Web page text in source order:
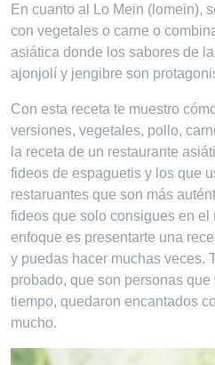
En cuanto al Lo Mein (lomein),
con vegetales o carne o
asiática donde los sabores de
ajonjolí y jengibre son
Con esta receta te muestro
versiones, vegetales, pollo,
la receta de un restaurante
fideos de espaguetis y los que
restaruantes que son más
fideos que solo consigues en el
enfoque es presentarte una
y puedas hacer muchas veces.
probado, que son personas que
tiempo, quedaron encantados
mucho.